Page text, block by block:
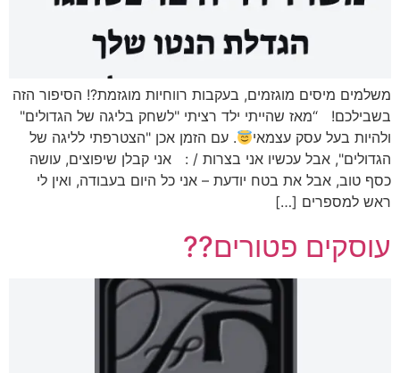
משלמים מיסים מוגזמים, בעקבות רווחיות מוגזמת?! הסיפור הזה
בשבילכם! “מאז שהייתי ילד רציתי "לשחק בליגה של הגדולים"
ולהיות בעל עסק עצמאי
. עם הזמן אכן "הצטרפתי לליגה של
הגדולים", אבל עכשיו אני בצרות / : אני קבלן שיפוצים, עושה
כסף טוב, אבל את בטח יודעת – אני כל היום בעבודה, ואין לי
ראש למספרים […]
עוסקים פטורים??